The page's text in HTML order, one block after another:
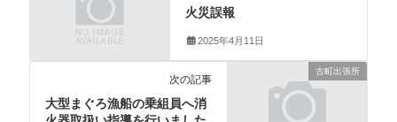
火災誤報
2025年4月11日
古町出張所
次の記事
大型まぐろ漁船の乗組員へ消